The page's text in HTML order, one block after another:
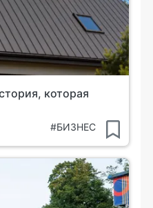
которая
#БИЗНЕС